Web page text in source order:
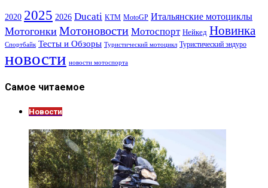
2020 2025 2026 Ducati KTM MotoGP Итальянские мотоциклы
Мотогонки Мотоновости Мотоспорт Нейкед Новинка
Спортбайк Тесты и Обзоры Туристический мотоцикл Туристический эндуро
новости новости мотоспорта
Самое читаемое
Новости